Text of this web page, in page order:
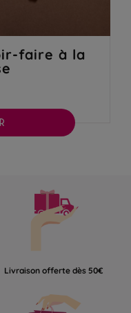
faire à la
Livraison offerte dès 50€